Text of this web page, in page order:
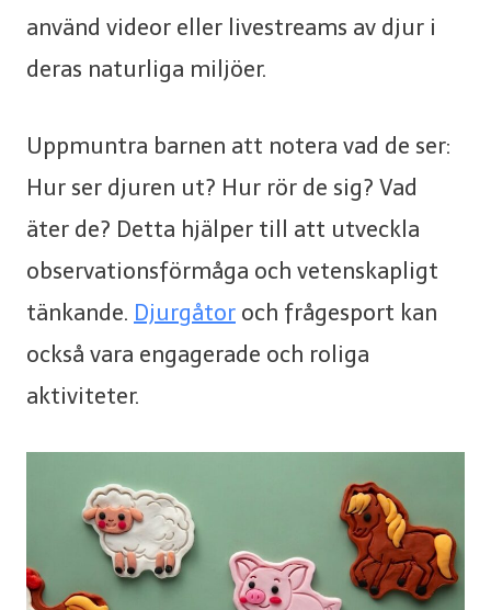
använd videor eller livestreams av djur i
deras naturliga miljöer.
Uppmuntra barnen att notera vad de ser:
Hur ser djuren ut? Hur rör de sig? Vad
äter de? Detta hjälper till att utveckla
observationsförmåga och vetenskapligt
tänkande. Djurgåtor och frågesport kan
också vara engagerade och roliga
aktiviteter.